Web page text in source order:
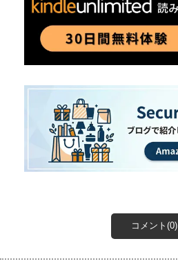
コメント(0)